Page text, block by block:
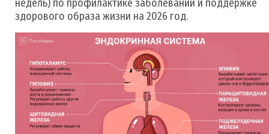
недель) по профилактике заболеваний и поддержке
здорового образа жизни на 2026 год.